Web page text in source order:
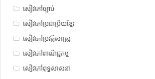
សៀវភៅច្បាប់
សៀវភៅប្រជាប្រិយខ្មែរ
សៀវភៅប្រវត្តិសាស្រ្ត
សៀវភៅពាណិជ្ជកម្ម
សៀវភៅពុទ្ធសាសនា